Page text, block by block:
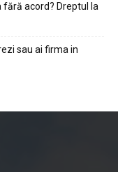
acord? Dreptul la
sau ai firma in